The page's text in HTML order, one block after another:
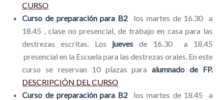
CURSO
Curso de preparación para B2 los martes de 16.30 a
18.45 , clase no presencial, de trabajo en casa para las
destrezas escritas. Los jueves de 16.30 a 18.45
presencial en la Escuela para las destrezas orales. En este
curso se reservan 10 plazas paraalumnado de FP.
DESCRIPCIÓN DEL CURSO
Curso de preparación para B2 los martes de 18.45 a